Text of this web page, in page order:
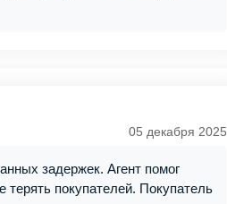
05 декабря 2025
задержек. Агент помог
терять покупателей. Покупатель